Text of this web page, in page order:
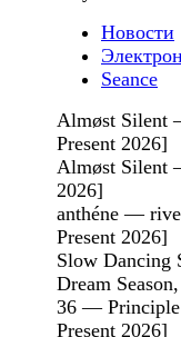
Новости
Seance
Almøst Silent
Present 2026]
Almøst Silent
2026]
anthéne —
Present 2026]
Slow
Dream
36 — Principle
Present 2026]